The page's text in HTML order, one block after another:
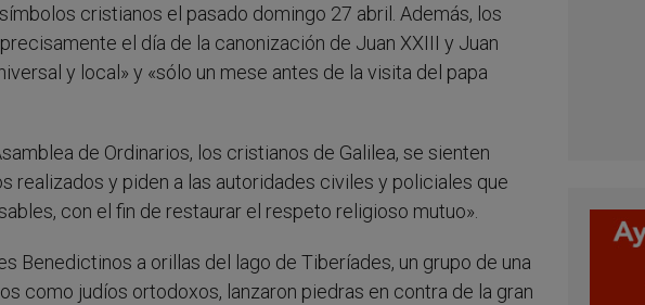
cristianos el pasado domingo 27 abril. Además, los
el día de la canonización de Juan XXIII y Juan
y local» y «sólo un mese antes de la visita del papa
de Ordinarios, los cristianos de Galilea, se sienten
realizados y piden a las autoridades civiles y policiales que
con el fin de restaurar el respeto religioso mutuo».
Benedictinos a orillas del lago de Tiberíades, un grupo de una
como judíos ortodoxos, lanzaron piedras en contra de la gran